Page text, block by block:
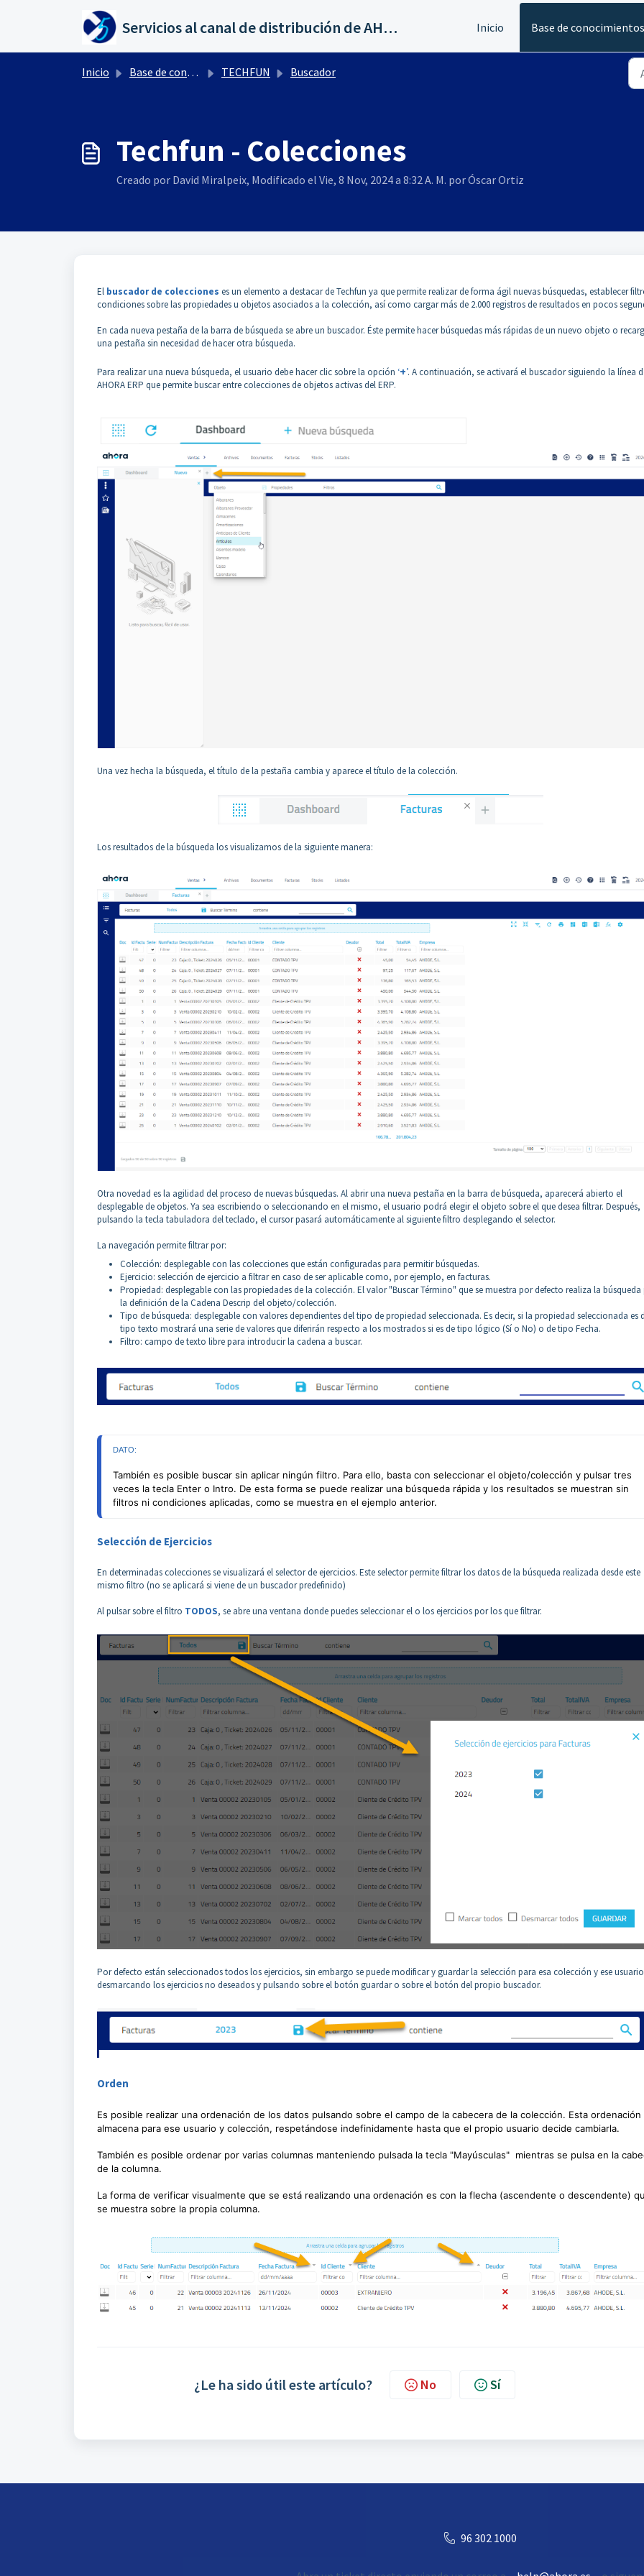
Servicios al canal de distribución de AHORA Inicio Base de conocimientos
Inicio Base de conocimientos TECHFUN Buscador
Techfun - Colecciones
Creado por David Miralpeix, Modificado el Vie, 8 Nov, 2024 a 8:32 A. M. por Óscar Ortiz
El buscador de colecciones es un elemento a destacar de Techfun ya que permite realizar de forma ágil nuevas búsquedas, establecer
condiciones sobre las propiedades u objetos asociados a la colección, así como cargar más de 2.000 registros de resultados en pocos
En cada nueva pestaña de la barra de búsqueda se abre un buscador. Éste permite hacer búsquedas más rápidas de un nuevo objeto o
una pestaña sin necesidad de hacer otra búsqueda.
Para realizar una nueva búsqueda, el usuario debe hacer clic sobre la opción ‘+’. A continuación, se activará el buscador siguiendo la línea
AHORA ERP que permite buscar entre colecciones de objetos activas del ERP.
Una vez hecha la búsqueda, el título de la pestaña cambia y aparece el título de la colección.
Los resultados de la búsqueda los visualizamos de la siguiente manera:
Otra novedad es la agilidad del proceso de nuevas búsquedas. Al abrir una nueva pestaña en la barra de búsqueda, aparecerá abierto el
desplegable de objetos. Ya sea escribiendo o seleccionando en el mismo, el usuario podrá elegir el objeto sobre el que desea filtrar. Después,
pulsando la tecla tabuladora del teclado, el cursor pasará automáticamente al siguiente filtro desplegando el selector.
La navegación permite filtrar por:
Colección: desplegable con las colecciones que están configuradas para permitir búsquedas.
Ejercicio: selección de ejercicio a filtrar en caso de ser aplicable como, por ejemplo, en facturas.
Propiedad: desplegable con las propiedades de la colección. El valor "Buscar Término" que se muestra por defecto realiza la
la definición de la Cadena Descrip del objeto/colección.
Tipo de búsqueda: desplegable con valores dependientes del tipo de propiedad seleccionada. Es decir, si la propiedad seleccionada es
tipo texto mostrará una serie de valores que diferirán respecto a los mostrados si es de tipo lógico (Sí o No) o de tipo Fecha.
Filtro: campo de texto libre para introducir la cadena a buscar.
DATO:
También es posible buscar sin aplicar ningún filtro. Para ello, basta con seleccionar el objeto/colección y pulsar tres
veces la tecla Enter o Intro. De esta forma se puede realizar una búsqueda rápida y los resultados se muestran sin
filtros ni condiciones aplicadas, como se muestra en el ejemplo anterior.
Selección de Ejercicios
En determinadas colecciones se visualizará el selector de ejercicios. Este selector permite filtrar los datos de la búsqueda realizada desde este
mismo filtro (no se aplicará si viene de un buscador predefinido)
Al pulsar sobre el filtro TODOS, se abre una ventana donde puedes seleccionar el o los ejercicios por los que filtrar.
Por defecto están seleccionados todos los ejercicios, sin embargo se puede modificar y guardar la selección para esa colección y ese usuario
desmarcando los ejercicios no deseados y pulsando sobre el botón guardar o sobre el botón del propio buscador.
Orden
Es posible realizar una ordenación de los datos pulsando sobre el campo de la cabecera de la colección. Esta ordenación
almacena para ese usuario y colección, respetándose indefinidamente hasta que el propio usuario decide cambiarla.
También es posible ordenar por varias columnas manteniendo pulsada la tecla "Mayúsculas" mientras se pulsa en la
de la columna.
La forma de verificar visualmente que se está realizando una ordenación es con la flecha (ascendente o descendente)
se muestra sobre la propia columna.
¿Le ha sido útil este artículo? No Sí
96 302 1000